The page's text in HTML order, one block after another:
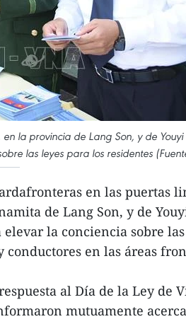
la provincia de Lang Son, y de
las leyes para los residentes
en las puertas
de Lang Son, y de
la conciencia sobre
en las áreas
al Día de la Ley de
mutuamente